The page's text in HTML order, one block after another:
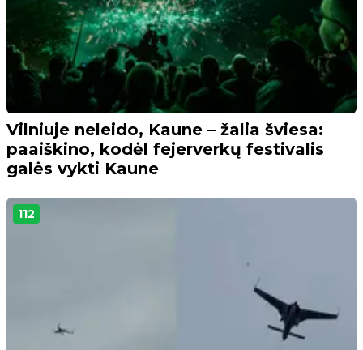
Vilniuje neleido, Kaune – žalia šviesa:
paaiškino, kodėl fejerverkų festivalis
galės vykti Kaune
112